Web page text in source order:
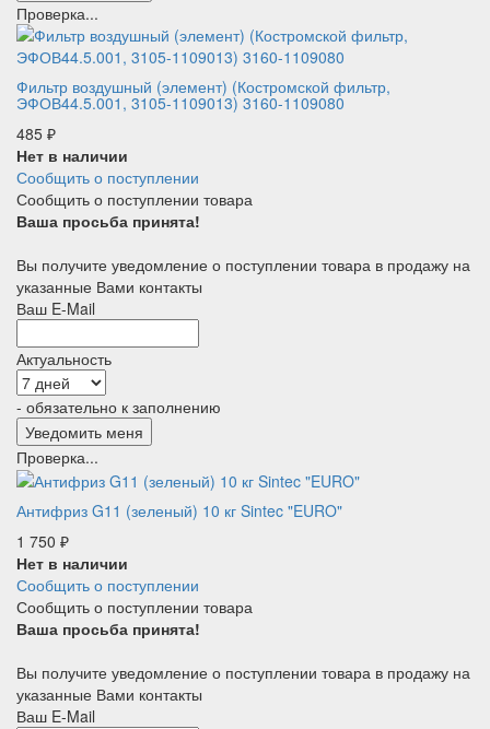
Проверка...
Фильтр воздушный (элемент) (Костромской фильтр,
ЭФОВ44.5.001, 3105-1109013) 3160-1109080
485 ₽
Нет в наличии
Сообщить о поступлении
Сообщить о поступлении товара
Ваша просьба принята!
Вы получите уведомление о поступлении товара в продажу на
указанные Вами контакты
Ваш E-Mail
Актуальность
- обязательно к заполнению
Проверка...
Антифриз G11 (зеленый) 10 кг Sintec "EURO"
1 750 ₽
Нет в наличии
Сообщить о поступлении
Сообщить о поступлении товара
Ваша просьба принята!
Вы получите уведомление о поступлении товара в продажу на
указанные Вами контакты
Ваш E-Mail